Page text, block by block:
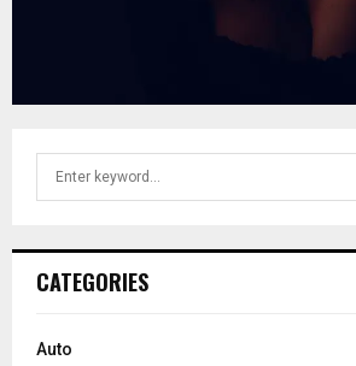
h
o
CATEGORIES
Auto